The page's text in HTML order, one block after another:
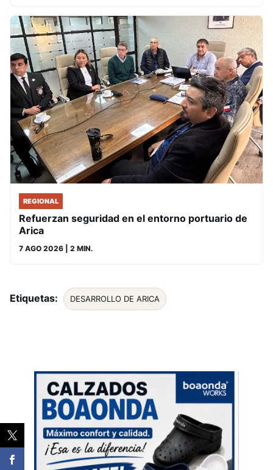
REGIONAL
Refuerzan seguridad en el entorno portuario de
Arica
7 AGO 2026 | 2 MIN.
Etiquetas: DESARROLLO DE ARICA